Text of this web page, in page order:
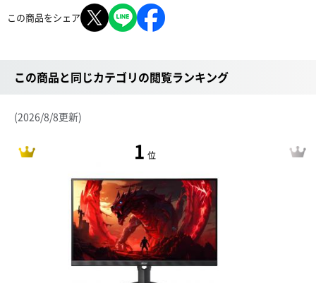
この商品をシェア
この商品と同じカテゴリの閲覧ランキング
(2026/8/8更新)
1 位